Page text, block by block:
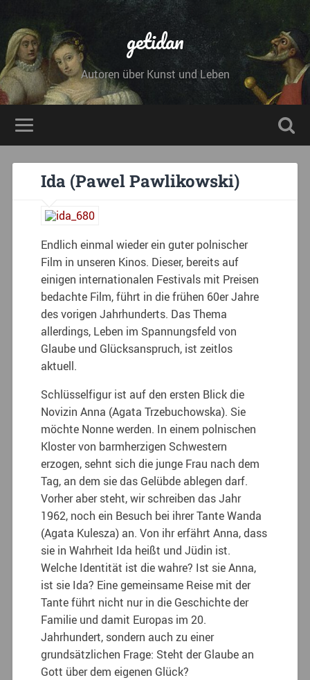
getidan
Autoren über Kunst und Leben
Ida (Pawel Pawlikowski)
Endlich einmal wieder ein guter polnischer
Film in unseren Kinos. Dieser, bereits auf
einigen internationalen Festivals mit Preisen
bedachte Film, führt in die frühen 60er Jahre
des vorigen Jahrhunderts. Das Thema
allerdings, Leben im Spannungsfeld von
Glaube und Glücksanspruch, ist zeitlos
aktuell.
Schlüsselfigur ist auf den ersten Blick die
Novizin Anna (Agata Trzebuchowska). Sie
möchte Nonne werden. In einem polnischen
Kloster von barmherzigen Schwestern
erzogen, sehnt sich die junge Frau nach dem
Tag, an dem sie das Gelübde ablegen darf.
Vorher aber steht, wir schreiben das Jahr
1962, noch ein Besuch bei ihrer Tante Wanda
(Agata Kulesza) an. Von ihr erfährt Anna, dass
sie in Wahrheit Ida heißt und Jüdin ist.
Welche Identität ist die wahre? Ist sie Anna,
ist sie Ida? Eine gemeinsame Reise mit der
Tante führt nicht nur in die Geschichte der
Familie und damit Europas im 20.
Jahrhundert, sondern auch zu einer
grundsätzlichen Frage: Steht der Glaube an
Gott über dem eigenen Glück?